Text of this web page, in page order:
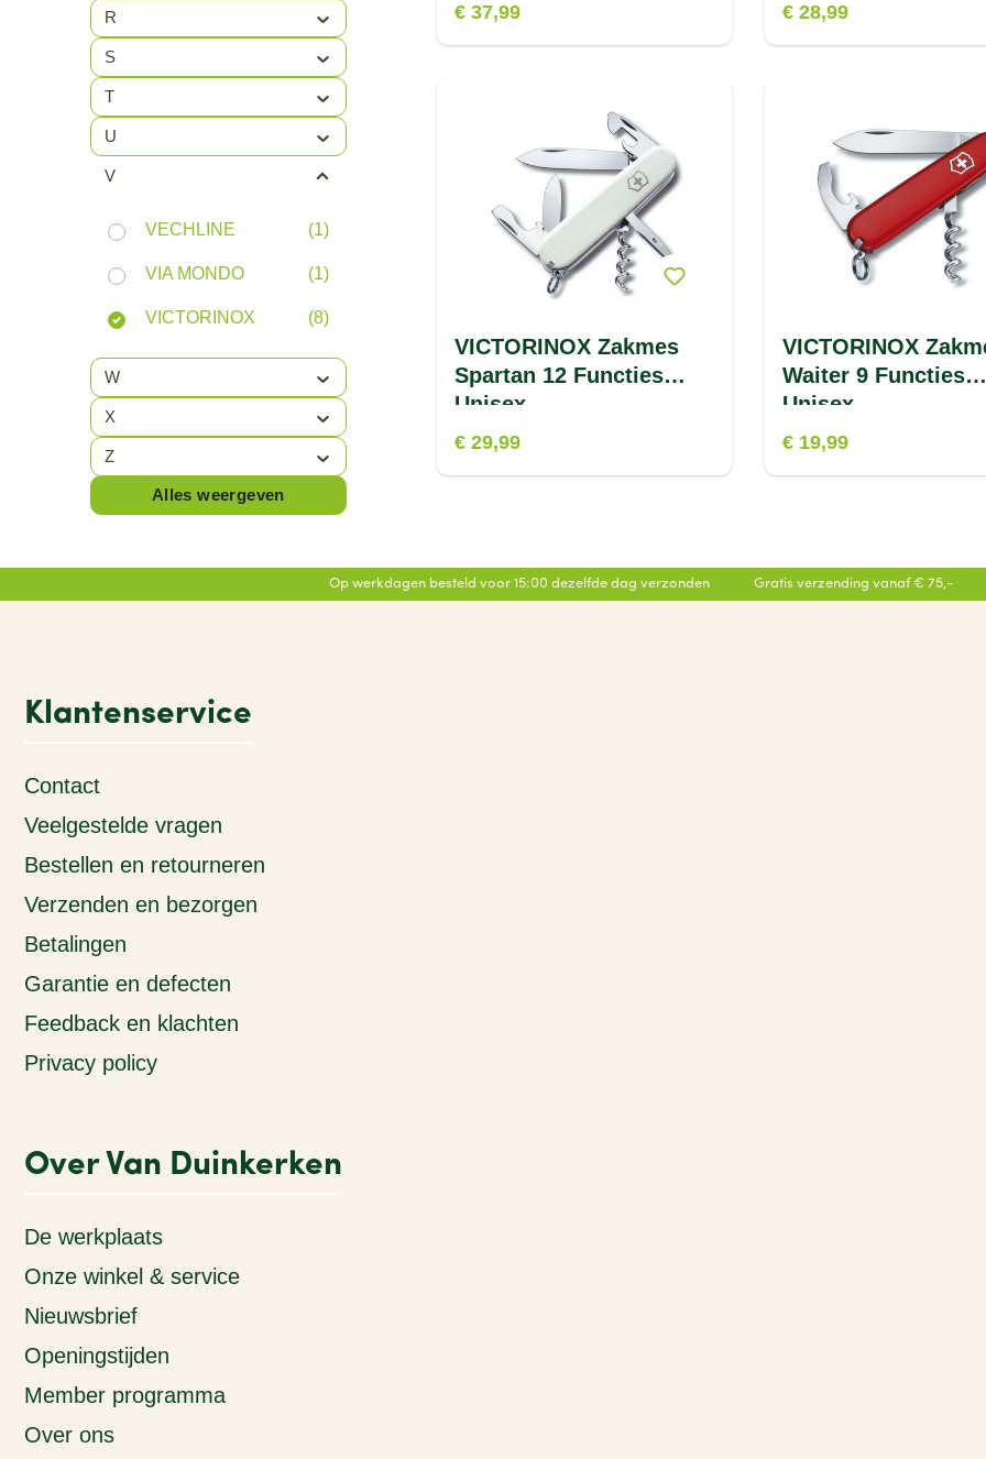
R
S
T
U
V
(1)
VECHLINE
(1)
VIA MONDO
(8)
VICTORINOX
W
X
Z
Alles weergeven
€ 37,99 € 28,99
VICTORINOX Zakmes
Spartan 12 Functies
Unisex
€ 29,99
VICTORINOX
Waiter 9 Functies
Unisex
€ 19,99
Op werkdagen besteld voor 15:00 dezelfde dag verzonden Gratis verzending vanaf € 75,-
Klantenservice
Contact
Veelgestelde vragen
Bestellen en retourneren
Verzenden en bezorgen
Betalingen
Garantie en defecten
Feedback en klachten
Privacy policy
Over Van Duinkerken
De werkplaats
Onze winkel & service
Nieuwsbrief
Openingstijden
Member programma
Over ons